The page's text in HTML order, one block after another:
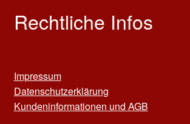
Rechtliche Infos
Impressum
Datenschutzerklärung
Kundeninformationen und AGB